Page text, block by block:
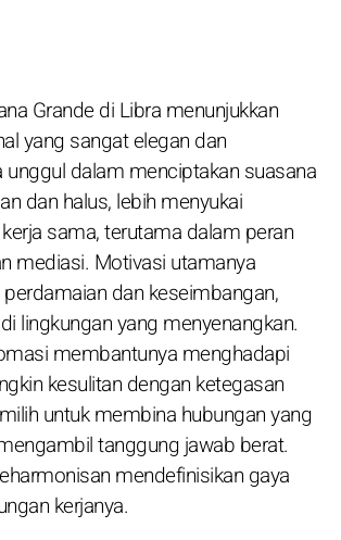
Grande di Libra menunjukkan
yang sangat elegan dan
unggul dalam menciptakan suasana
dan halus, lebih menyukai
sama, terutama dalam peran
mediasi. Motivasi utamanya
dan keseimbangan,
lingkungan yang menyenangkan.
membantunya menghadapi
kesulitan dengan ketegasan
untuk membina hubungan yang
tanggung jawab berat.
mendefinisikan gaya
kerjanya.